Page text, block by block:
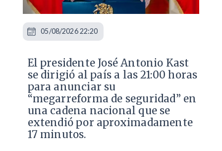
El presidente José Antonio Kast
se dirigió al país a las 21:00 horas
para anunciar su
“megarreforma de seguridad” en
una cadena nacional que se
extendió por aproximadamente
17 minutos.
05/08/2026 22:20